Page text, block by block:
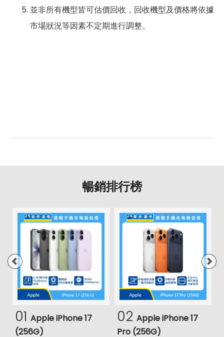
並非所有機型皆可估價回收，回收機型及價格將依據
市場狀況等因素不定期進行調整。
暢銷排行榜
01 Apple iPhone 17
(256G)
02 Apple iPhone 17
Pro (256G)